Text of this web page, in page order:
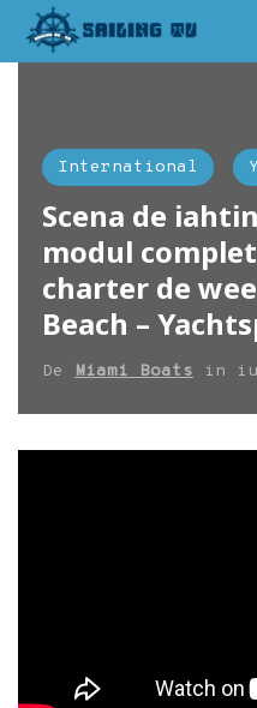
International
Scena de
modul
charter de
Beach –
De Miami Boats in